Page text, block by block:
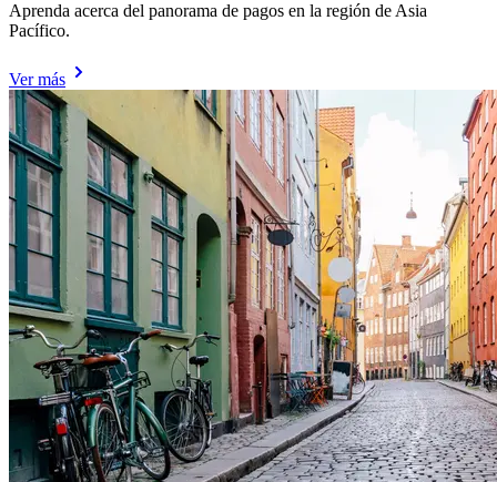
Aprenda acerca del panorama de pagos en la región de Asia
Pacífico.
Ver más